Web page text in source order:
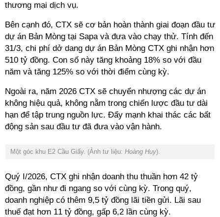
thương mại dịch vụ.
Bên cạnh đó, CTX sẽ cơ bản hoàn thành giai đoạn đầu tư
dự án Bản Mòng tại Sapa và đưa vào chạy thử. Tính đến
31/3, chi phí dở dang dự án Bản Mòng CTX ghi nhận hơn
510 tỷ đồng. Con số này tăng khoảng 18% so với đầu
năm và tăng 125% so với thời điểm cùng kỳ.
Ngoài ra, năm 2026 CTX sẽ chuyển nhượng các dự án
không hiệu quả, không nằm trong chiến lược đầu tư dài
hạn để tập trung nguồn lực. Đẩy mạnh khai thác các bất
động sản sau đầu tư đã đưa vào vận hành.
Một góc khu E2 Cầu Giấy. (Ảnh tư liệu: Hoàng Huy).
Quý I/2026, CTX ghi nhận doanh thu thuần hơn 42 tỷ
đồng, gần như đi ngang so với cùng kỳ. Trong quý,
doanh nghiệp có thêm 9,5 tỷ đồng lãi tiền gửi. Lãi sau
thuế đạt hơn 11 tỷ đồng, gấp 6,2 lần cùng kỳ.